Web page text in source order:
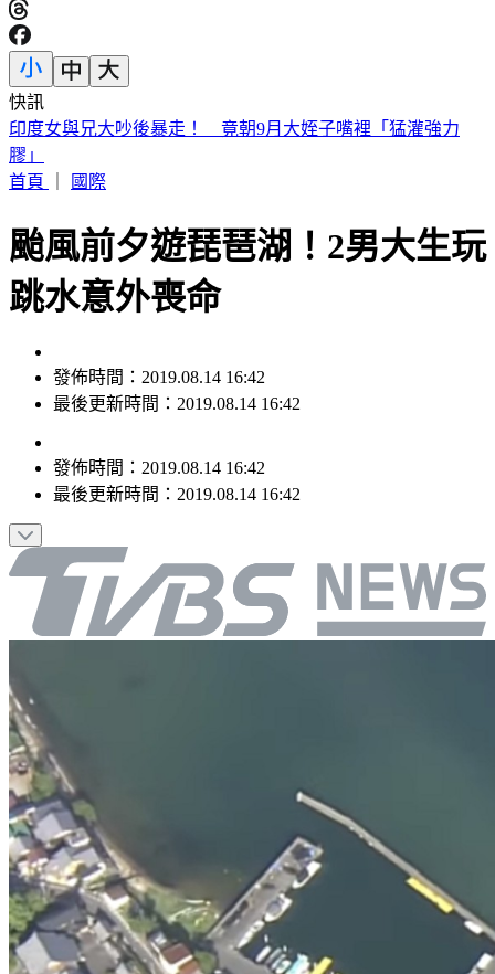
快訊
白海豚颱風「紮實雨帶」又來了！鄭明典急籲：晚上別出門
首頁
颱風前夕遊琵琶湖！2男大生玩
跳水意外喪命
最後更新時間：2019.08.14 16:42
最後更新時間：2019.08.14 16:42